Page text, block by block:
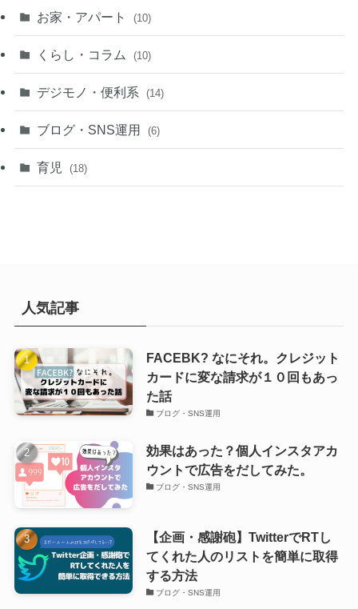
お家・アパート (10)
くらし・コラム (10)
デジモノ・便利系 (14)
ブログ・SNS運用 (6)
育児 (18)
人気記事
FACEBK? なにそれ。クレジット
カードに変な請求が１０回もあっ
た話
ブログ・SNS運用
効果はあった？個人インスタアカ
ウントで広告をだしてみた。
ブログ・SNS運用
【企画・感謝砲】TwitterでRTし
てくれた人のリストを簡単に取得
する方法
ブログ・SNS運用